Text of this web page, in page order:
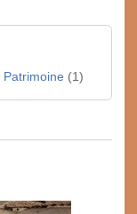
Patrimoine (1)